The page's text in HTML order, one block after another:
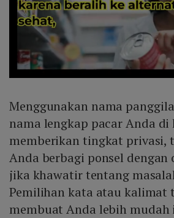
Menggunakan nama
nama lengkap pacar Anda
memberikan tingkat privasi,
Anda berbagi ponsel
jika khawatir tentang
Pemilihan kata atau kalimat
membuat Anda lebih mudah